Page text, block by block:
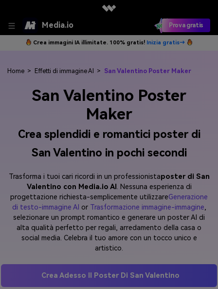
Media.io Prova gratis
Crea immagini IA illimitate. 100% gratis! Inizia gratis→
Home > Effetti di immagine AI > San Valentino Poster Maker
San Valentino Poster
Maker
Crea splendidi e romantici poster di
San Valentino in pochi secondi
Trasforma i tuoi cari ricordi in un professionistaposter di San
Valentino con Media.io AI . Nessuna esperienza di
progettazione richiesta-semplicemente utilizzareGenerazione
di testo-immagine AI or Trasformazione immagine-immagine,
selezionare un prompt romantico e generare un poster AI di
alta qualità perfetto per regali, arredamento della casa o
social media. Celebra il tuo amore con un tocco unico e
artistico.
Crea Adesso Il Poster Di San Valentino